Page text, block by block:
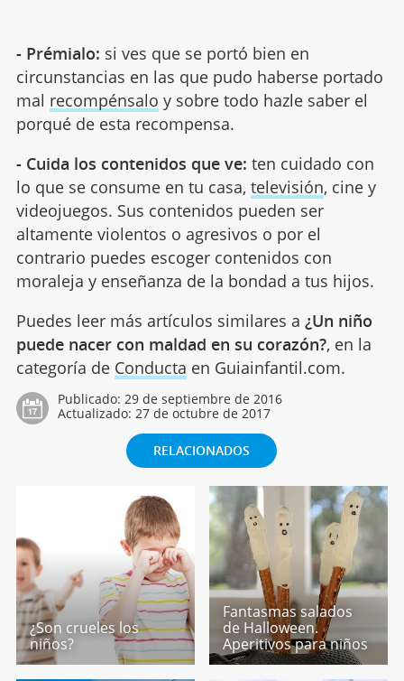
- Prémialo: si ves que se portó bien en
circunstancias en las que pudo haberse portado
mal recompénsalo y sobre todo hazle saber el
porqué de esta recompensa.
- Cuida los contenidos que ve: ten cuidado con
lo que se consume en tu casa, televisión, cine y
videojuegos. Sus contenidos pueden ser
altamente violentos o agresivos o por el
contrario puedes escoger contenidos con
moraleja y enseñanza de la bondad a tus hijos.
Puedes leer más artículos similares a ¿Un niño
puede nacer con maldad en su corazón?, en la
categoría de Conducta en Guiainfantil.com.
Publicado: 29 de septiembre de 2016
Actualizado: 27 de octubre de 2017
RELACIONADOS
¿Son crueles los
niños?
Fantasmas salados
de Halloween.
Aperitivos para niños